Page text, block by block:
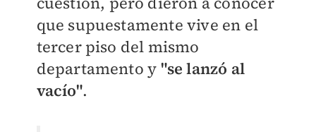
que supuestamente vive en el
tercer piso del mismo
departamento y "se lanzó al
vacío".